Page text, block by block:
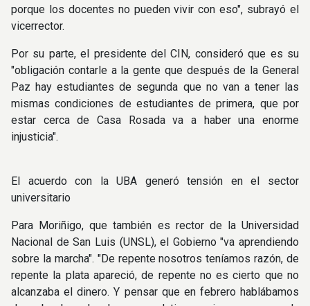
porque los docentes no pueden vivir con eso", subrayó el
vicerrector.
Por su parte, el presidente del CIN, consideró que es su
"obligación contarle a la gente que después de la General
Paz hay estudiantes de segunda que no van a tener las
mismas condiciones de estudiantes de primera, que por
estar cerca de Casa Rosada va a haber una enorme
injusticia".
El acuerdo con la UBA generó tensión en el sector
universitario
Para Moriñigo, que también es rector de la Universidad
Nacional de San Luis (UNSL), el Gobierno "va aprendiendo
sobre la marcha". "De repente nosotros teníamos razón, de
repente la plata apareció, de repente no es cierto que no
alcanzaba el dinero. Y pensar que en febrero hablábamos